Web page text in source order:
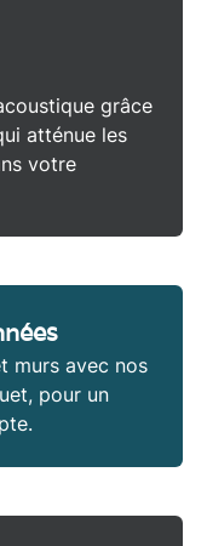
grâce
atténue les
votre
murs avec nos
pour un